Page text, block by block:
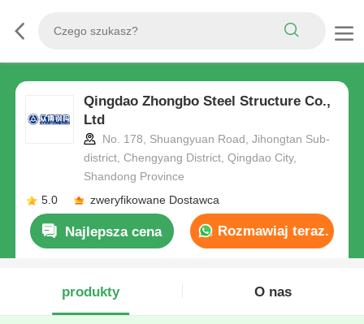
Qingdao Zhongbo Steel Structure Co.,
Ltd
No. 178, Shuangyuan Road, Jihongtan Sub-
district, Chengyang District, Qingdao City,
Shandong Province
5.0
zweryfikowane Dostawca
Najlepsza cena Rozmawiaj teraz.
produkty O nas